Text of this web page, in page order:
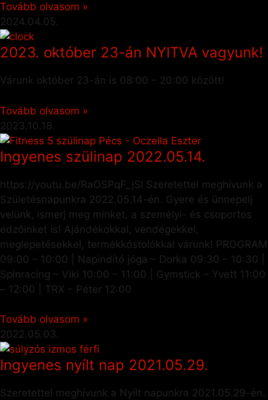
Tovább olvasom »
2024.04.05.
2023. október 23-án NYITVA vagyunk!
Várunk október 23-án is 08:00 – 20:00 között!
Tovább olvasom »
2023.10.18.
Ingyenes szülinap 2022.05.14.
https://youtu.be/RaOSPqF_jSI Szeretettel meghívunk a
Születésnapunkra 2022.05.14-én. Gyere és ünnepelj
velünk, ismerj meg minket, a személyi- és csoportos
edzőinket is! Ajándékokkal, vendégekkel,
meglepetésekkel, termékkóstolókkal várunk! PROGRAM
09:00 – 10:00 | Napindító jóga – Dorka 09:30 – 10:30 |
Spinracing – Viki 10:00 – 11:00 | Gymstick – Yvett 11:00
– 12:00 | TRX – Péter 12:00
Tovább olvasom »
2022.05.03.
Ingyenes nyílt nap 2021.05.29.
Szeretettel meghívunk a Nyílt napunkra 2021.05.29-én.